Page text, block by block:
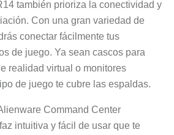
también prioriza la conectividad y
Con una gran variedad de
conectar fácilmente tus
de juego. Ya sean cascos para
realidad virtual o monitores
de juego te cubre las espaldas.
Command Center
intuitiva y fácil de usar que te